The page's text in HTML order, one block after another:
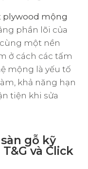
plywood mộng
phần lõi của
một nền
ở cách các tấm
mộng là yếu tố
khả năng hạn
tiện khi sửa
gỗ kỹ
và Click